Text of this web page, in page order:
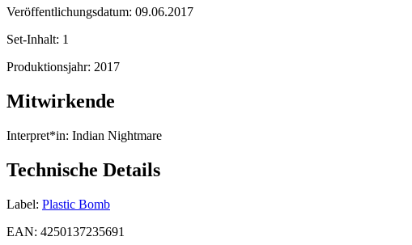
Veröffentlichungsdatum: 09.06.2017
Set-Inhalt: 1
Produktionsjahr: 2017
Mitwirkende
Interpret*in: Indian Nightmare
Technische Details
Label: Plastic Bomb
EAN: 4250137235691